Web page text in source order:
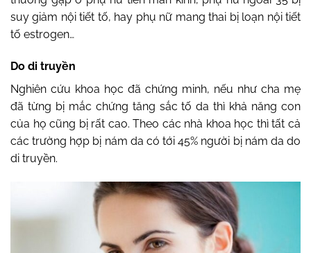
suy giảm nội tiết tố, hay phụ nữ mang thai bị loạn nội tiết
tố estrogen…
Do di truyền
Nghiên cứu khoa học đã chứng minh, nếu như cha mẹ
đã từng bị mắc chứng tăng sắc tố da thì khả năng con
của họ cũng bị rất cao. Theo các nhà khoa học thì tất cả
các trường hợp bị nám da có tới 45% người bị nám da do
di truyền.